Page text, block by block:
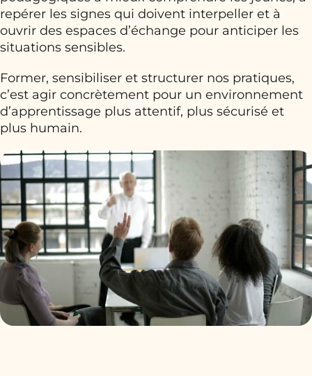
repérer les signes qui doivent interpeller et à
ouvrir des espaces d’échange pour anticiper les
situations sensibles.
Former, sensibiliser et structurer nos pratiques,
c’est agir concrètement pour un environnement
d’apprentissage plus attentif, plus sécurisé et
plus humain.